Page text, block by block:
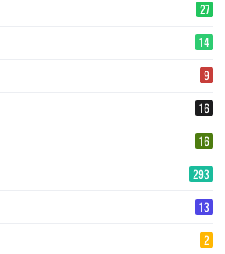
27
14
9
16
16
293
13
2